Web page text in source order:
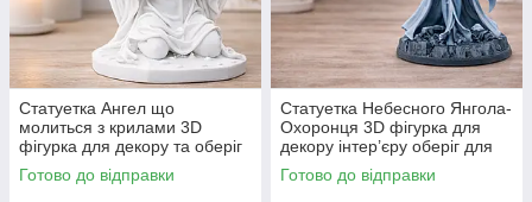
Статуетка Ангел що
молиться з крилами 3D
фігурка для декору та оберіг
для дому
Готово до відправки
Статуетка Небесного Янгола-
Охоронця 3D фігурка для
декору інтер’єру оберіг для
дому
Готово до відправки